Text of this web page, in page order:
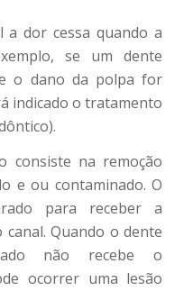
dor cessa quando a
se um dente
o dano da polpa for
indicado o tratamento
consiste na remoção
e ou contaminado. O
para receber a
Quando o dente
não recebe o
ocorrer uma lesão